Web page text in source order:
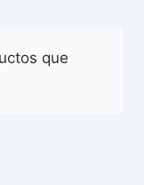
que